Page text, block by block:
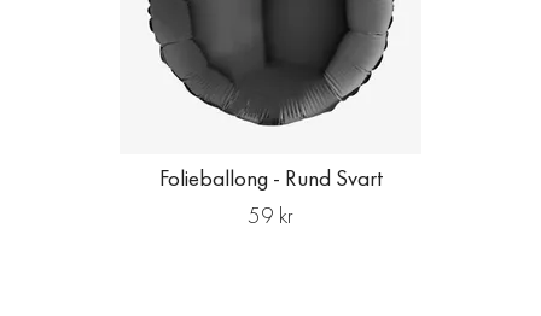
Folieballong - Rund Svart
59 kr